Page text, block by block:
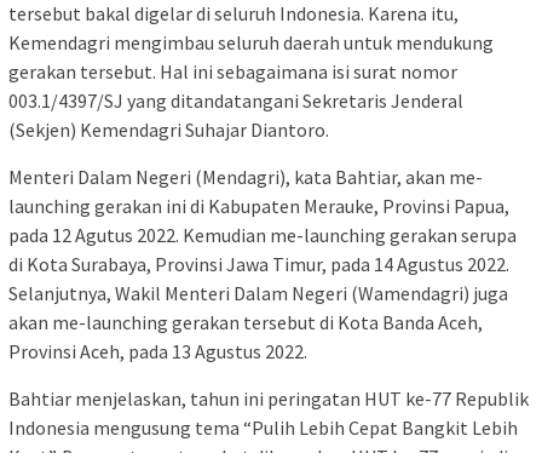
tersebut bakal digelar di seluruh Indonesia. Karena itu,
Kemendagri mengimbau seluruh daerah untuk mendukung
gerakan tersebut. Hal ini sebagaimana isi surat nomor
003.1/4397/SJ yang ditandatangani Sekretaris Jenderal
(Sekjen) Kemendagri Suhajar Diantoro.
Menteri Dalam Negeri (Mendagri), kata Bahtiar, akan me-
launching gerakan ini di Kabupaten Merauke, Provinsi Papua,
pada 12 Agutus 2022. Kemudian me-launching gerakan serupa
di Kota Surabaya, Provinsi Jawa Timur, pada 14 Agustus 2022.
Selanjutnya, Wakil Menteri Dalam Negeri (Wamendagri) juga
akan me-launching gerakan tersebut di Kota Banda Aceh,
Provinsi Aceh, pada 13 Agustus 2022.
Bahtiar menjelaskan, tahun ini peringatan HUT ke-77 Republik
Indonesia mengusung tema “Pulih Lebih Cepat Bangkit Lebih